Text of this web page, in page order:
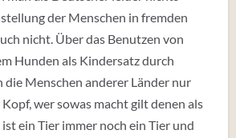
der Menschen in fremden
nicht. Über das Benutzen von
Hunden als Kindersatz durch
Menschen anderer Länder nur
wer sowas macht gilt denen als
ein Tier immer noch ein Tier und